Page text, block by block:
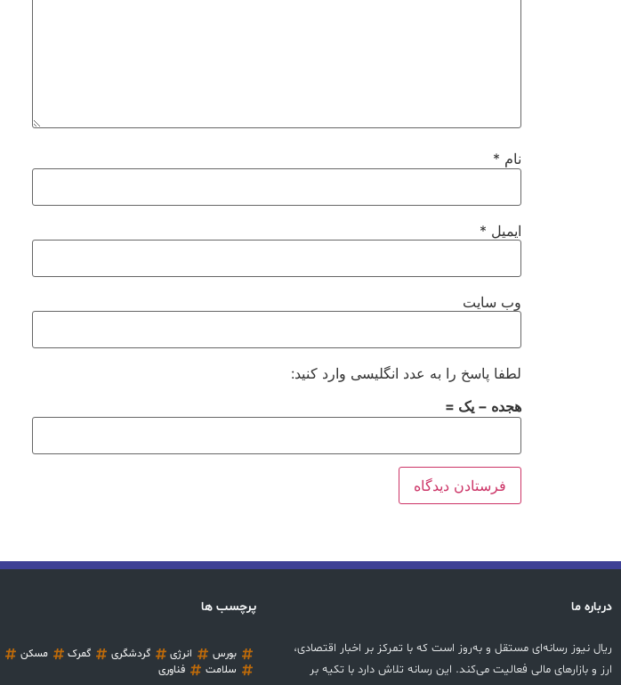
نام *
ایمیل *
وب‌ سایت
لطفا پاسخ را به عدد انگلیسی وارد کنید:
هجده − یک =
درباره ما
ریال نیوز رسانه‌ای مستقل و به‌روز است که با تمرکز بر اخبار اقتصادی،
ارز و بازارهای مالی فعالیت می‌کند. این رسانه تلاش دارد با تکیه بر
پرچسب ها
بورس انرژی گردشگری گمرک مسکن
سلامت
فناوری